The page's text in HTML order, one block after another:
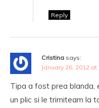
Reply
Cristina says:
January 26, 2012 at
Tipa a fost prea blanda,
un plic si le trimiteam la